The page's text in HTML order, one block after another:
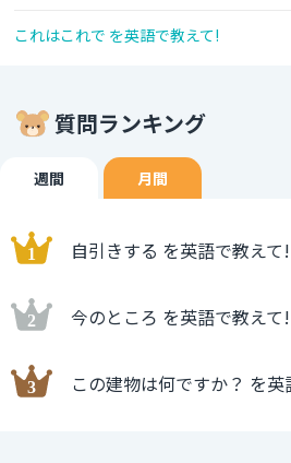
これはこれで を英語で教えて!
質問ランキング
週間 月間
自引きする を英語で教えて!
今のところ を英語で教えて!
この建物は何ですか？ を